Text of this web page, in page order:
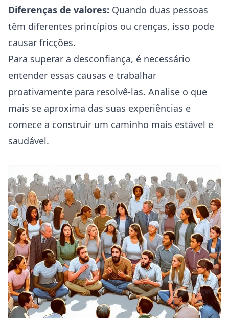
Diferenças de valores: Quando duas pessoas
têm diferentes princípios ou crenças, isso pode
causar fricções.
Para superar a desconfiança, é necessário
entender essas causas e trabalhar
proativamente para resolvê-las. Analise o que
mais se aproxima das suas experiências e
comece a construir um caminho mais estável e
saudável.